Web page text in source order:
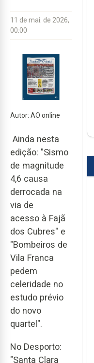
11 de mai. de 2026,
00:00
Autor: AO online
Ainda nesta
edição: "Sismo
de magnitude
4,6 causa
derrocada na
via de
acesso à Fajã
dos Cubres" e
"Bombeiros de
Vila Franca
pedem
celeridade no
estudo prévio
do novo
quartel".
No Desporto:
"Santa Clara